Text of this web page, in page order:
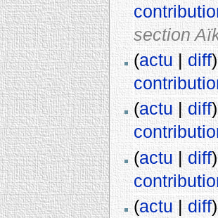
section
(actu|diff)
(actu|diff)
(actu|diff)
(actu| diff)